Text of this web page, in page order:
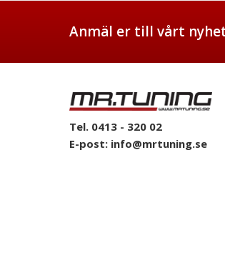
Anmäl er till vårt
Tel. 0413 - 320 02
E-post: info@mrtuning.se